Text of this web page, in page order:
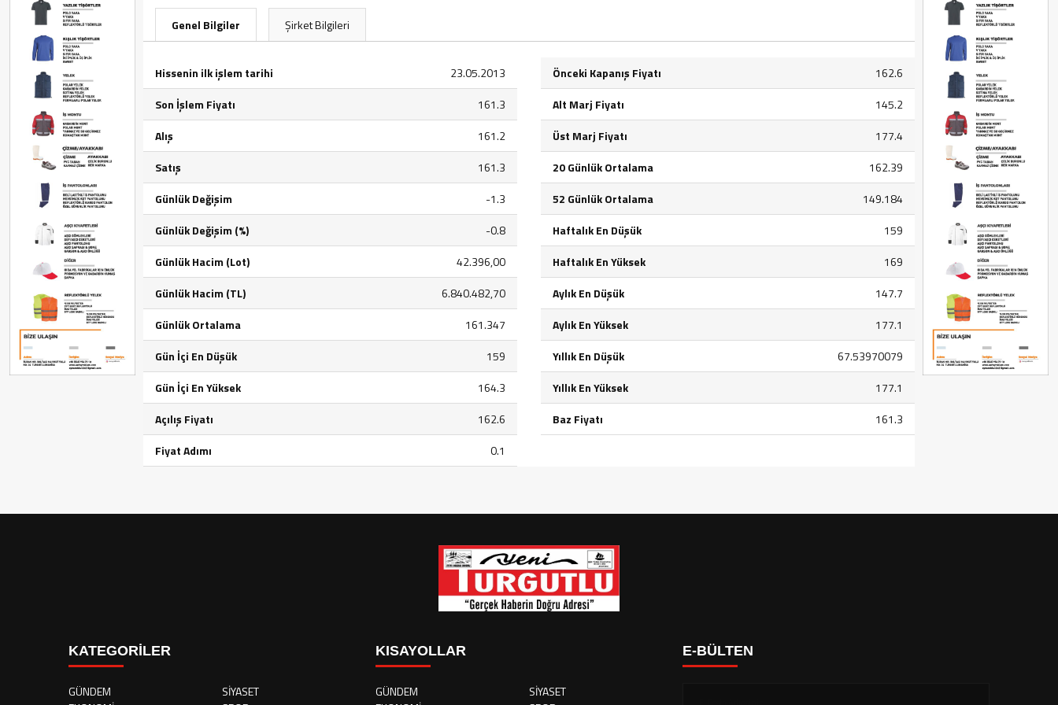
Genel Bilgiler Şirket Bilgileri
Hissenin ilk işlem tarihi
23.05.2013
Son İşlem Fiyatı
161.3
Alış
161.2
Satış
161.3
Günlük Değişim
-1.3
Günlük Değişim (%)
-0.8
Günlük Hacim (Lot)
42.396,00
Günlük Hacim (TL)
6.840.482,70
Günlük Ortalama
161.347
Gün İçi En Düşük
159
Gün İçi En Yüksek
164.3
Açılış Fiyatı
162.6
Fiyat Adımı
0.1
Önceki Kapanış Fiyatı
162.6
Alt Marj Fiyatı
145.2
Üst Marj Fiyatı
177.4
20 Günlük Ortalama
162.39
52 Günlük Ortalama
149.184
Haftalık En Düşük
159
Haftalık En Yüksek
169
Aylık En Düşük
147.7
Aylık En Yüksek
177.1
Yıllık En Düşük
67.53970079
Yıllık En Yüksek
177.1
Baz Fiyatı
161.3
KATEGORİLER
GÜNDEM
SİYASET
KISAYOLLAR
GÜNDEM
SİYASET
E-BÜLTEN